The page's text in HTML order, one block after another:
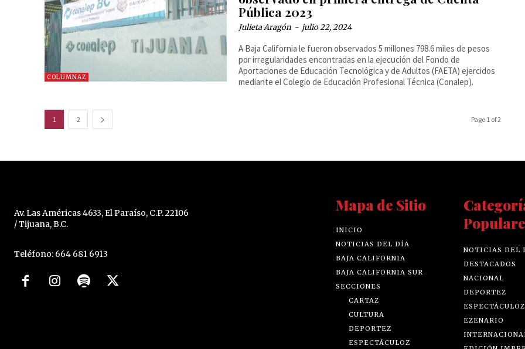
COLUMNAZ
Pública 2023
Julieta Aragón - julio 22, 2024
A Baja California le fueron observados 5 millones 798.6 miles de pesos
por irregularidades encontradas en la ejecución del Fondo de
Aportaciones de Educación Tecnológica y de Adultos (FAETA) ejercidos
mediante el Colegio de Educación Profesional Técnica (Conalep).
1 2 Page 1 of 2
Av. Las Américas 4633, El Paraíso, C.P. 22106
/ Tijuana, B.C.
Teléfono: 664 681 6913
Mapa de Sitio
INICIO
NOTICIAS DEL DÍA
BAJA CALIFORNIA
BAJA CALIFORNIA SUR
SECCIONES
CARTAZ
CULTURA
DEPORTEZ
ESPECTÁCULOZ
NOTICIAS DEL
DESTACADOS
NACIONAL
DEPORTEZ
ESPECTÁCULOZ
EZENARIO